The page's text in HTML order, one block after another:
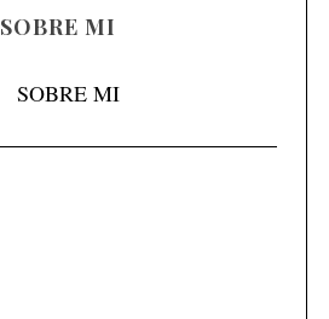
SOBRE MI